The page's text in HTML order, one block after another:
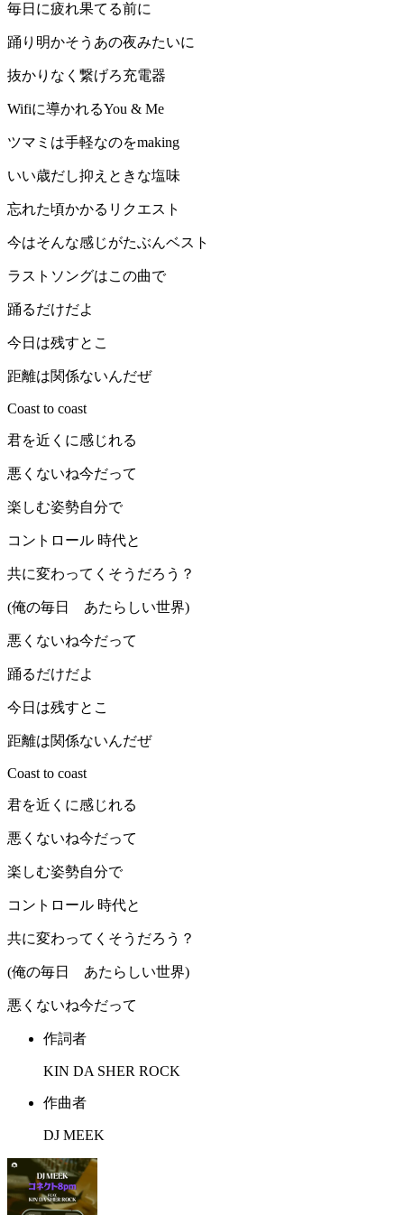
毎日に疲れ果てる前に
踊り明かそうあの夜みたいに
抜かりなく繋げろ充電器
Wifiに導かれるYou & Me
ツマミは手軽なのをmaking
いい歳だし抑えときな塩味
忘れた頃かかるリクエスト
今はそんな感じがたぶんベスト
ラストソングはこの曲で
踊るだけだよ
今日は残すとこ
距離は関係ないんだぜ
Coast to coast
君を近くに感じれる
悪くないね今だって
楽しむ姿勢自分で
コントロール 時代と
共に変わってくそうだろう？
(俺の毎日 あたらしい世界)
悪くないね今だって
踊るだけだよ
今日は残すとこ
距離は関係ないんだぜ
Coast to coast
君を近くに感じれる
悪くないね今だって
楽しむ姿勢自分で
コントロール 時代と
共に変わってくそうだろう？
(俺の毎日 あたらしい世界)
悪くないね今だって
作詞者
KIN DA SHER ROCK
作曲者
DJ MEEK